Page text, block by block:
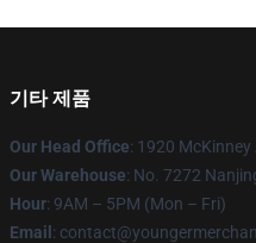
기타 제품
Our Head Office: 1920 McKinney
Our Warehouse: No. 7272
Hour: 9AM – 5PM (Mon – Fri)
Email :